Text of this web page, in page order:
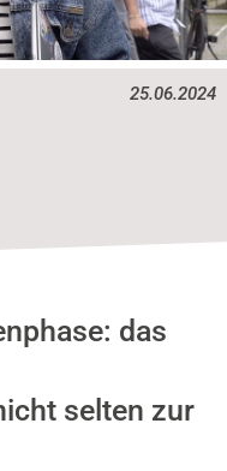
25.06.2024
das
selten zur